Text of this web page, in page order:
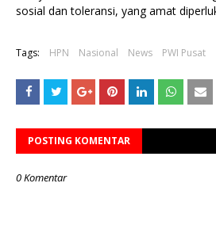
sosial dan toleransi, yang amat
Tags: HPN Nasional News PWI Pusat
POSTING KOMENTAR
0 Komentar